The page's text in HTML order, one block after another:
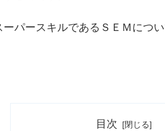
パースキルであるＳＥＭにつ
目次